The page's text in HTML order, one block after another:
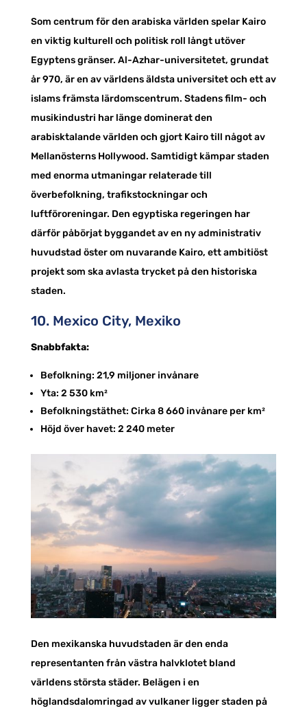
Som centrum för den arabiska världen spelar Kairo
en viktig kulturell och politisk roll långt utöver
Egyptens gränser. Al-Azhar-universitetet, grundat
år 970, är en av världens äldsta universitet och ett av
islams främsta lärdomscentrum. Stadens film- och
musikindustri har länge dominerat den
arabisktalande världen och gjort Kairo till något av
Mellanösterns Hollywood. Samtidigt kämpar staden
med enorma utmaningar relaterade till
överbefolkning, trafikstockningar och
luftföroreningar. Den egyptiska regeringen har
därför påbörjat byggandet av en ny administrativ
huvudstad öster om nuvarande Kairo, ett ambitiöst
projekt som ska avlasta trycket på den historiska
staden.
10. Mexico City, Mexiko
Snabbfakta:
Befolkning: 21,9 miljoner invånare
Yta: 2 530 km²
Befolkningstäthet: Cirka 8 660 invånare per km²
Höjd över havet: 2 240 meter
Den mexikanska huvudstaden är den enda
representanten från västra halvklotet bland
världens största städer. Belägen i en
höglandsdalomringad av vulkaner ligger staden på